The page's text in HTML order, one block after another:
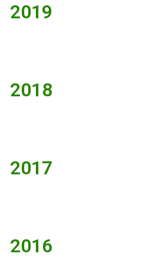
2019
2018
2017
2016